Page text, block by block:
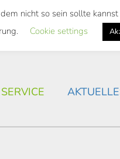
SITUATION IN
SERVICE
nicht so sein sollte
Cookie settings